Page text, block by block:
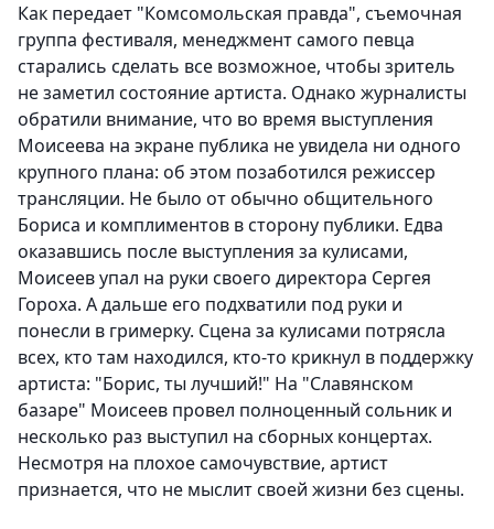
Как передает "Комсомольская правда", съемочная
группа фестиваля, менеджмент самого певца
старались сделать все возможное, чтобы зритель
не заметил состояние артиста. Однако журналисты
обратили внимание, что во время выступления
Моисеева на экране публика не увидела ни одного
крупного плана: об этом позаботился режиссер
трансляции. Не было от обычно общительного
Бориса и комплиментов в сторону публики. Едва
оказавшись после выступления за кулисами,
Моисеев упал на руки своего директора Сергея
Гороха. А дальше его подхватили под руки и
понесли в гримерку. Сцена за кулисами потрясла
всех, кто там находился, кто-то крикнул в поддержку
артиста: "Борис, ты лучший!" На "Славянском
базаре" Моисеев провел полноценный сольник и
несколько раз выступил на сборных концертах.
Несмотря на плохое самочувствие, артист
признается, что не мыслит своей жизни без сцены.